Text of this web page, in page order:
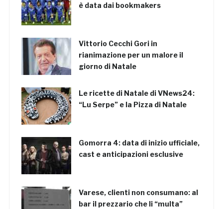
è data dai bookmakers
Vittorio Cecchi Gori in
rianimazione per un malore il
giorno di Natale
Le ricette di Natale di VNews24:
“Lu Serpe” e la Pizza di Natale
Gomorra 4: data di inizio ufficiale,
cast e anticipazioni esclusive
Varese, clienti non consumano: al
bar il prezzario che li “multa”